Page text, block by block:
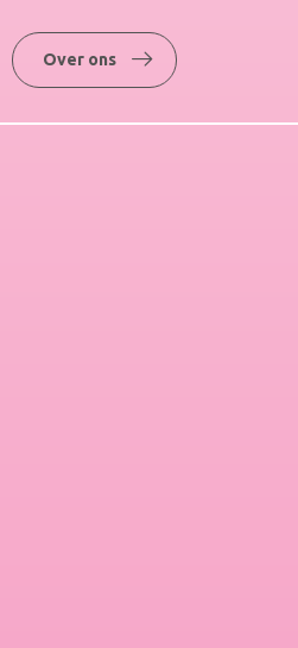
Over ons